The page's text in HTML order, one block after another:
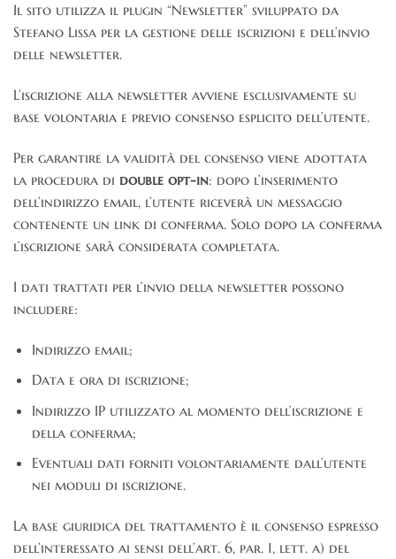
Il sito utilizza il plugin “Newsletter” sviluppato da
Stefano Lissa per la gestione delle iscrizioni e dell’invio
delle newsletter.
L’iscrizione alla newsletter avviene esclusivamente su
base volontaria e previo consenso esplicito dell’utente.
Per garantire la validità del consenso viene adottata
la procedura di double opt-in: dopo l’inserimento
dell’indirizzo email, l’utente riceverà un messaggio
contenente un link di conferma. Solo dopo la conferma
l’iscrizione sarà considerata completata.
I dati trattati per l’invio della newsletter possono
includere:
Indirizzo email;
Data e ora di iscrizione;
Indirizzo IP utilizzato al momento dell’iscrizione e
della conferma;
Eventuali dati forniti volontariamente dall’utente
nei moduli di iscrizione.
La base giuridica del trattamento è il consenso espresso
dell’interessato ai sensi dell’art. 6, par. 1, lett. a) del